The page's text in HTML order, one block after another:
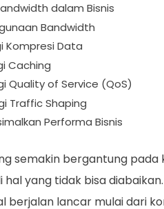
dalam Bisnis
Bandwidth
Kompresi Data
Caching
Quality of Service (QoS)
Traffic Shaping
Performa Bisnis
semakin bergantung
hal yang tidak bisa diabaikan.
berjalan lancar mulai dari